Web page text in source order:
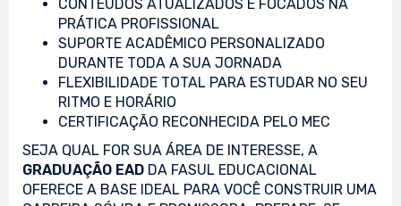
CONTEÚDOS ATUALIZADOS E FOCADOS NA
PRÁTICA PROFISSIONAL
SUPORTE ACADÊMICO PERSONALIZADO
DURANTE TODA A SUA JORNADA
FLEXIBILIDADE TOTAL PARA ESTUDAR NO SEU
RITMO E HORÁRIO
CERTIFICAÇÃO RECONHECIDA PELO MEC
SEJA QUAL FOR SUA ÁREA DE INTERESSE, A
GRADUAÇÃO EAD DA FASUL EDUCACIONAL
OFERECE A BASE IDEAL PARA VOCÊ CONSTRUIR UMA